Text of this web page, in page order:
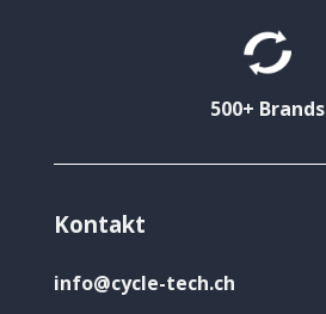
500+ Brands
Kontakt
info@cycle-tech.ch